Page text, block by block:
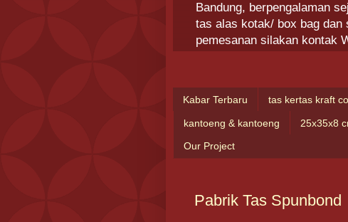
Bandung, berpengalaman
tas alas kotak/ box bag dan
pemesanan silakan kontak
Kabar Terbaru tas kertas kraft
kantoeng & kantoeng 25x35x8
Our Project
Pabrik Tas Spunbond